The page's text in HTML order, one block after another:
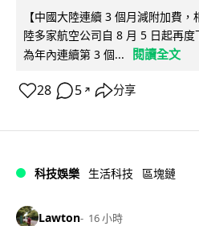
【中國大陸連續 3 個月減附加費
陸多家航空公司自 8 月 5 日起再度
為年內連續第 3 個...
閱讀全文
28 5 ↗ 分享
科技娛樂 生活科技 區塊鏈
Lawton 16 小時